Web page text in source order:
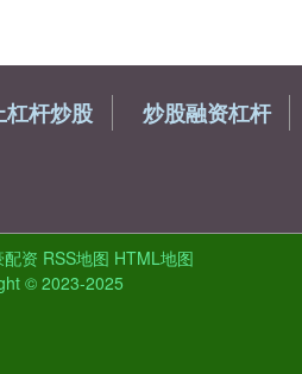
杠杆炒股 炒股融资杠杆
配资 RSS地图 HTML地图
© 2023-2025